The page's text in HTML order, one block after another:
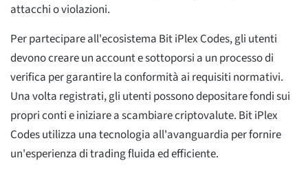
attacchi o violazioni.
Per partecipare all'ecosistema Bit iPlex Codes, gli utenti
devono creare un account e sottoporsi a un processo di
verifica per garantire la conformità ai requisiti normativi.
Una volta registrati, gli utenti possono depositare fondi sui
propri conti e iniziare a scambiare criptovalute. Bit iPlex
Codes utilizza una tecnologia all'avanguardia per fornire
un'esperienza di trading fluida ed efficiente.